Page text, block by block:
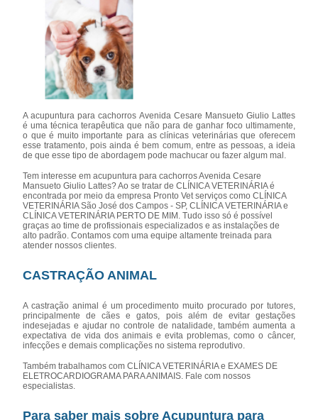
A acupuntura para cachorros Avenida Cesare Mansueto Giulio Lattes
é uma técnica terapêutica que não para de ganhar foco ultimamente,
o que é muito importante para as clínicas veterinárias que oferecem
esse tratamento, pois ainda é bem comum, entre as pessoas, a ideia
de que esse tipo de abordagem pode machucar ou fazer algum mal.
Tem interesse em acupuntura para cachorros Avenida Cesare
Mansueto Giulio Lattes? Ao se tratar de CLÍNICA VETERINÁRIA é
encontrada por meio da empresa Pronto Vet serviços como CLÍNICA
VETERINÁRIA São José dos Campos - SP, CLÍNICA VETERINÁRIA e
CLÍNICA VETERINÁRIA PERTO DE MIM. Tudo isso só é possível
graças ao time de profissionais especializados e as instalações de
alto padrão. Contamos com uma equipe altamente treinada para
atender nossos clientes.
CASTRAÇÃO ANIMAL
A castração animal é um procedimento muito procurado por tutores,
principalmente de cães e gatos, pois além de evitar gestações
indesejadas e ajudar no controle de natalidade, também aumenta a
expectativa de vida dos animais e evita problemas, como o câncer,
infecções e demais complicações no sistema reprodutivo.
Também trabalhamos com CLÍNICA VETERINÁRIA e EXAMES DE
ELETROCARDIOGRAMA PARA ANIMAIS. Fale com nossos
especialistas.
Para saber mais sobre Acupuntura para